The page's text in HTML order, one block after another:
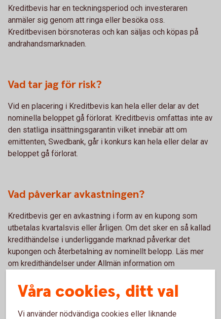
Kreditbevis har en teckningsperiod och investeraren
anmäler sig genom att ringa eller besöka oss.
Kreditbevisen börsnoteras och kan säljas och köpas på
andrahandsmarknaden.
Vad tar jag för risk?
Vid en placering i Kreditbevis kan hela eller delar av det
nominella beloppet gå förlorat. Kreditbevis omfattas inte av
den statliga insättningsgarantin vilket innebär att om
emittenten, Swedbank, går i konkurs kan hela eller delar av
beloppet gå förlorat.
Vad påverkar avkastningen?
Kreditbevis ger en avkastning i form av en kupong som
utbetalas kvartalsvis eller årligen. Om det sker en så kallad
kredithändelse i underliggande marknad påverkar det
kupongen och återbetalning av nominellt belopp. Läs mer
om kredithändelser under Allmän information om
Våra cookies, ditt val
Vi använder nödvändiga cookies eller liknande